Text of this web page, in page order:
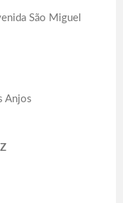
São Miguel
Anjos